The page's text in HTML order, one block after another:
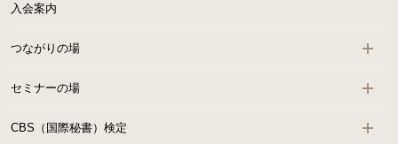
入会案内
つながりの場
セミナーの場
CBS（国際秘書）検定